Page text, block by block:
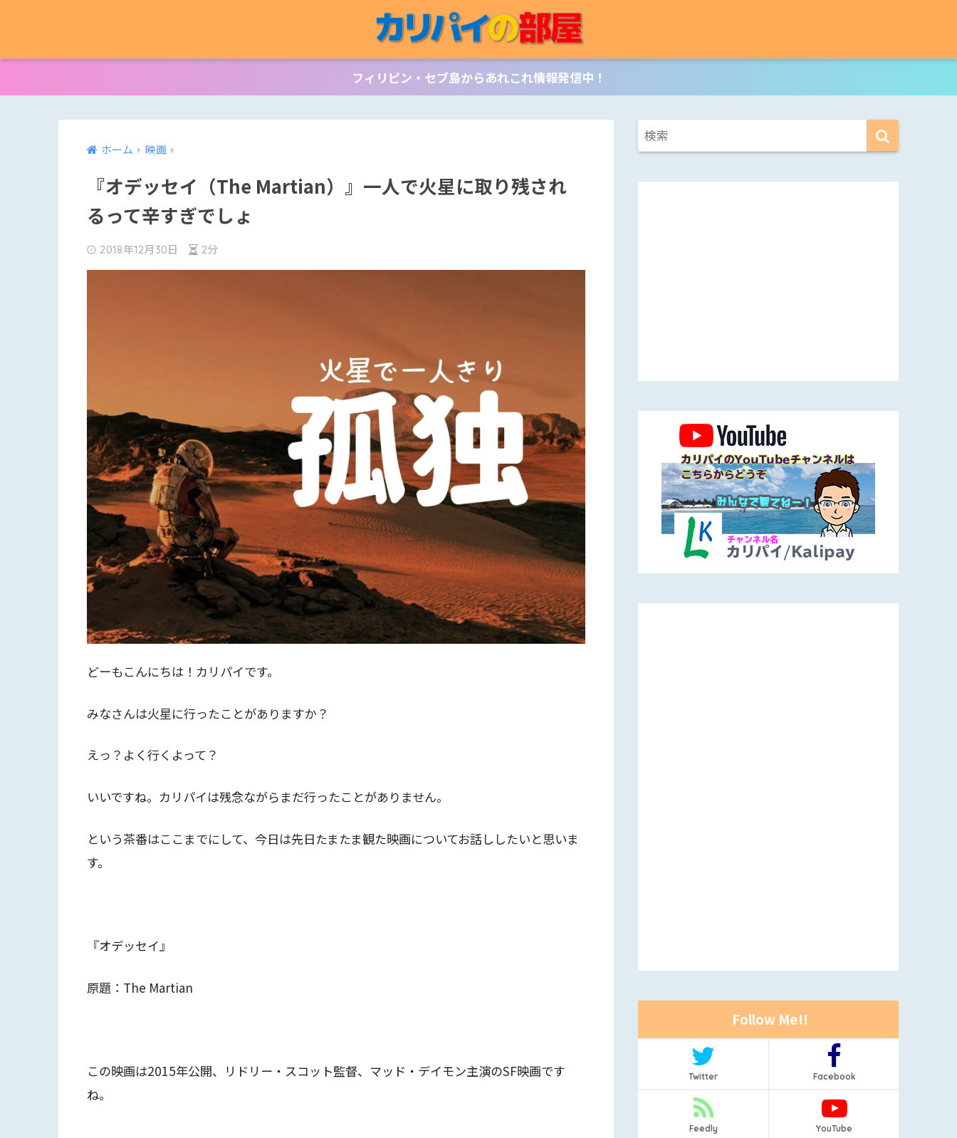
フィリピン・セブ島からあれこれ情報発信中！
ホーム 映画
『オデッセイ（The Martian）』一人で火星に取り残され
るって辛すぎでしょ
2018年12月30日 2分
どーもこんにちは！カリパイです。
みなさんは火星に行ったことがありますか？
えっ？よく行くよって？
いいですね。カリパイは残念ながらまだ行ったことがありません。
という茶番はここまでにして、今日は先日たまたま観た映画についてお話ししたいと思いま
す。
『オデッセイ』
原題：The Martian
この映画は2015年公開、リドリー・スコット監督、マッド・デイモン主演のSF映画です
ね。
Follow Me!!
Twitter Facebook
Feedly YouTube